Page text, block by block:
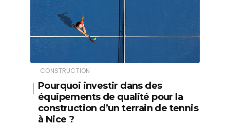
CONSTRUCTION
Pourquoi investir dans des
équipements de qualité pour la
construction d’un terrain de tennis
à Nice ?